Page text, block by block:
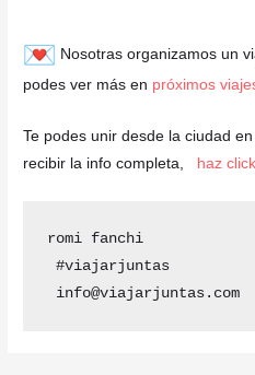
Nosotras organizamos un
podes ver más en próximos
Te podes unir desde la ciudad
recibir la info completa,
haz
romi fanchi
info@viajarjuntas.com